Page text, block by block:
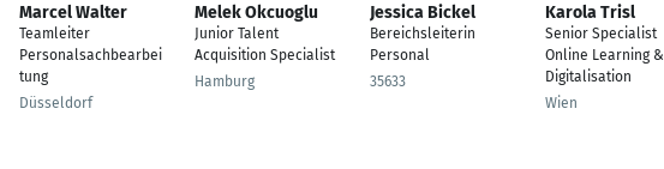
Marcel Walter
Teamleiter
Personalsachbearbei
tung
Düsseldorf
Melek Okcuoglu
Junior Talent
Acquisition Specialist
Hamburg
Jessica Bickel
Bereichsleiterin
Personal
35633
Karola Trisl
Senior Specialist
Online Learning &
Digitalisation
Wien